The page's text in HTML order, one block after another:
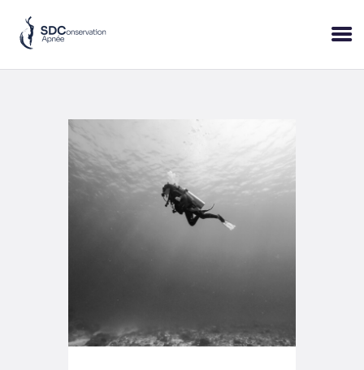
ACCUEIL
SESSIONS
PRATIQUE
BLOP!
BONS CADEAUX
RÉSERVER